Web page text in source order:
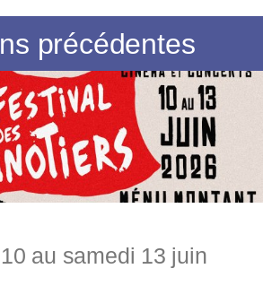
précédentes
au samedi 13 juin